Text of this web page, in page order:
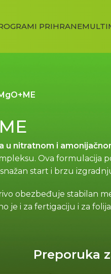
PRIHRANE
u nitratnom i
Ova formulacija
start i brzu
obezbeđuje stabilan
je i za fertigaciju i za
Preporuka